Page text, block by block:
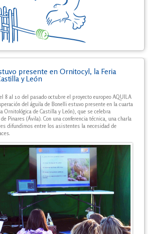
presente en Ornitocyl, la Feria
y León
8 al 10 del pasado octubre el proyecto europeo AQUILA
del águila de Bonelli estuvo presente en la cuarta
Ornitológica de Castilla y León), que se celebra
Pinares (Ávila). Con una conferencia técnica, una charla
difundimos entre los asistentes la necesidad de